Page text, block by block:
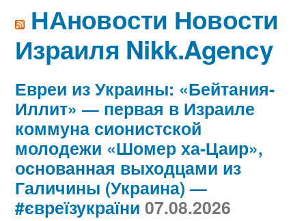
НАновости Новости
Израиля Nikk.Agency
Евреи из Украины: «Бейтания-
Иллит» — первая в Израиле
коммуна сионистской
молодежи «Шомер ха-Цаир»,
основанная выходцами из
Галичины (Украина) —
#євреїзукраїни 07.08.2026